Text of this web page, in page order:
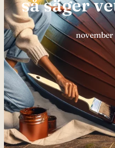
så säger
november